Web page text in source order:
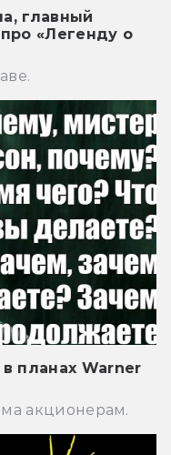
главный
«Легенду о
планах Warner
акционерам.